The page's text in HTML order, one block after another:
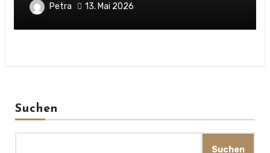
Petra 13. Mai 2026
Suchen
Suchen